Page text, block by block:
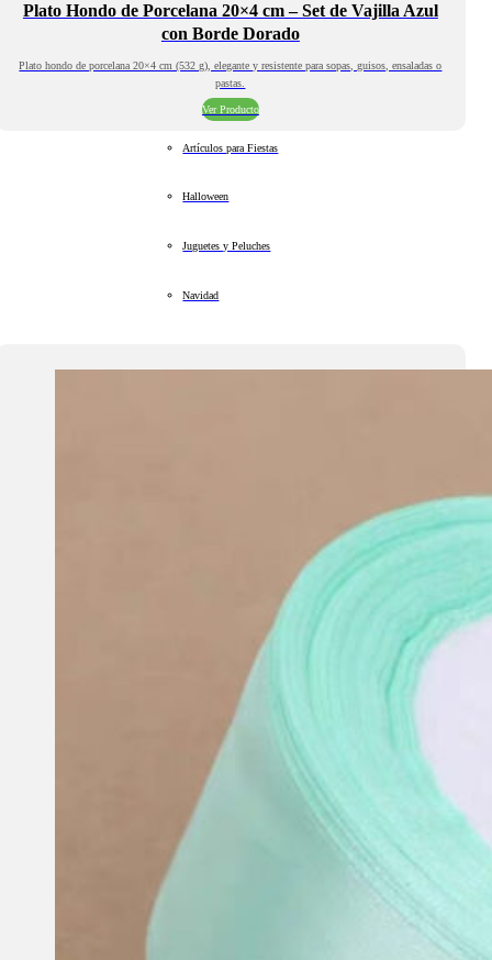
Plato Hondo de Porcelana 20×4 cm – Set de Vajilla Azul
con Borde Dorado
Plato hondo de porcelana 20×4 cm (532 g), elegante y resistente para sopas, guisos, ensaladas o
pastas.
Ver Producto
Artículos para Fiestas
Halloween
Juguetes y Peluches
Navidad